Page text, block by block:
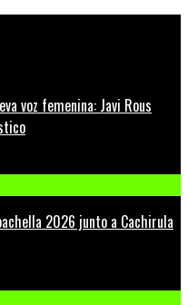
voz femenina: Javi Rous
2026 junto a Cachirula